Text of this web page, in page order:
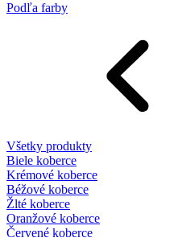
Podľa farby
Všetky produkty
Biele koberce
Krémové koberce
Béžové koberce
Žlté koberce
Oranžové koberce
Červené koberce